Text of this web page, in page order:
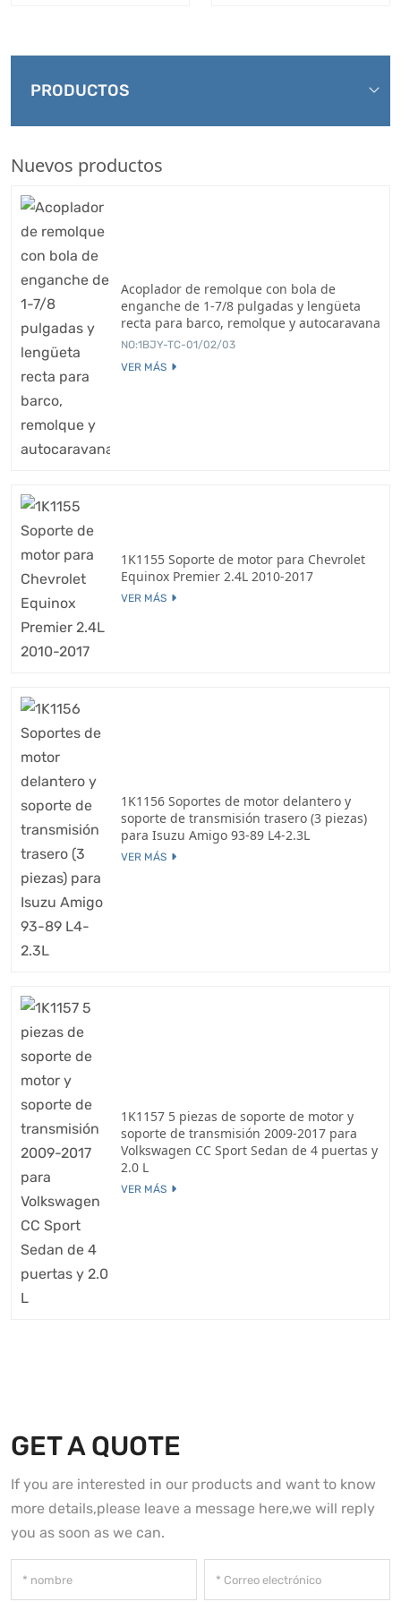
PRODUCTOS
Nuevos productos
Acoplador de remolque con bola de
enganche de 1-7/8 pulgadas y lengüeta
recta para barco, remolque y autocaravana
NO:1BJY-TC-01/02/03
VER MÁS
1K1155 Soporte de motor para Chevrolet
Equinox Premier 2.4L 2010-2017
VER MÁS
1K1156 Soportes de motor delantero y
soporte de transmisión trasero (3 piezas)
para Isuzu Amigo 93-89 L4-2.3L
VER MÁS
1K1157 5 piezas de soporte de motor y
soporte de transmisión 2009-2017 para
Volkswagen CC Sport Sedan de 4 puertas y
2.0 L
VER MÁS
GET A QUOTE
If you are interested in our products and want to know
more details,please leave a message here,we will reply
you as soon as we can.